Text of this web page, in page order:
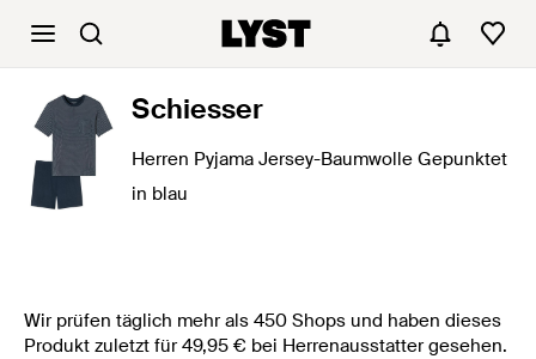
Schiesser
Herren Pyjama Jersey-Baumwolle Gepunktet
in blau
Wir prüfen täglich mehr als 450 Shops und haben dieses
Produkt zuletzt für 49,95 € bei Herrenausstatter gesehen.